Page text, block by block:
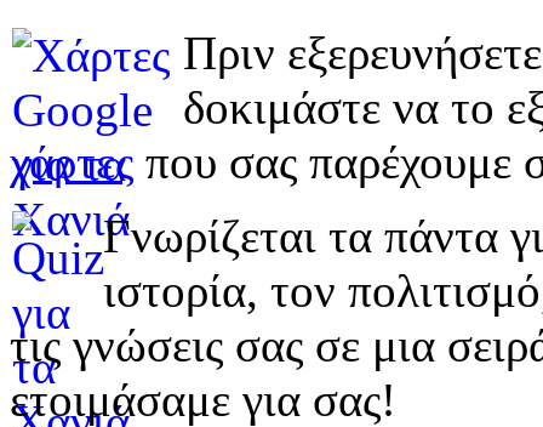
Πριν
δοκιμάστε να το
χάρτες που σας παρέχουμε
Γνωρίζεται τα πάντα
ιστορία, τον
τις γνώσεις σας σε μια
ετοιμάσαμε για σας!